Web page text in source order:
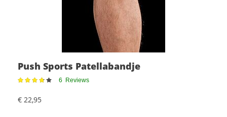
Push Sports Patellabandje
Waardering:6 Reviews
€ 22,95